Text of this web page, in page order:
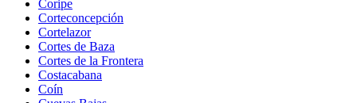
Coripe
Corteconcepción
Cortelazor
Cortes de Baza
Cortes de la Frontera
Costacabana
Coín